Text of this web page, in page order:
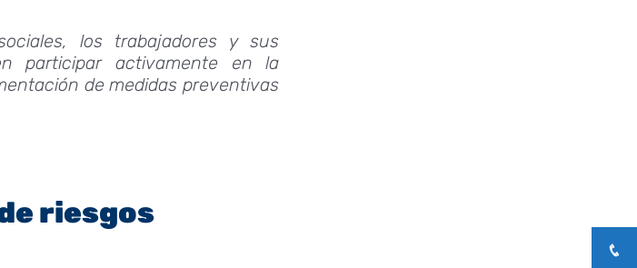
los trabajadores y sus
participar activamente en la
de medidas preventivas
riesgos